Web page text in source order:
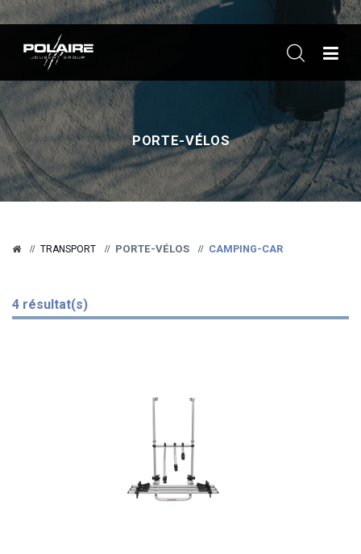
PORTE-VÉLOS
TRANSPORT PORTE-VÉLOS CAMPING-CAR
4 résultat(s)